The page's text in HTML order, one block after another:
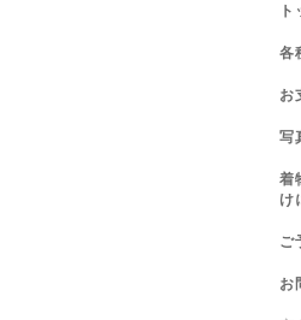
各
お
写
着
け
ご
お